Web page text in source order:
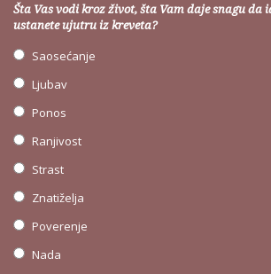
Šta Vas vodi kroz život, šta Vam daje snagu da
ustanete ujutru iz kreveta?
Saosećanje
Ljubav
Ponos
Ranjivost
Strast
Znatiželja
Poverenje
Nada